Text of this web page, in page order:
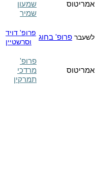
שמעון
שמיר
אמריטוס
פרופ' דויד
וסרשטיין
לשעבר פרופ' בחוג
פרופ'
מרדכי
תמרקין
אמריטוס